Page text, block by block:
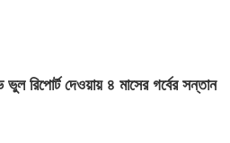
রিপোর্ট দেওয়ায় ৪ মাসের গর্বের সন্তান